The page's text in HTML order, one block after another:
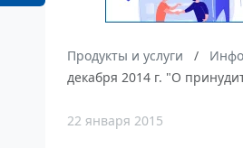
Продукты и услуги
декабря 2014 г. "О
22 января 2015